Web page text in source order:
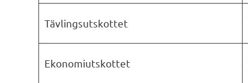
Tävlingsutskottet
Ekonomiutskottet